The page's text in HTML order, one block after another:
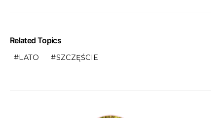
Related Topics
LATO SZCZĘŚCIE